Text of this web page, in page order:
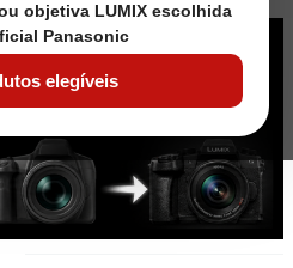
objetiva LUMIX escolhida
Panasonic
elegíveis